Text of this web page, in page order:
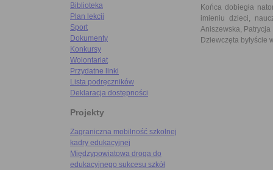
Biblioteka
Plan lekcji
Sport
Dokumenty
Konkursy
Wolontariat
Przydatne linki
Lista podręczników
Deklaracja dostępności
Projekty
Zagraniczna mobilność szkolnej
kadry edukacyjnej
Międzypowiatowa droga do
edukacyjnego sukcesu szkół
Końca dobiegła
imieniu dzieci,
Aniszewska, Patrycja
Dziewczęta byłyście